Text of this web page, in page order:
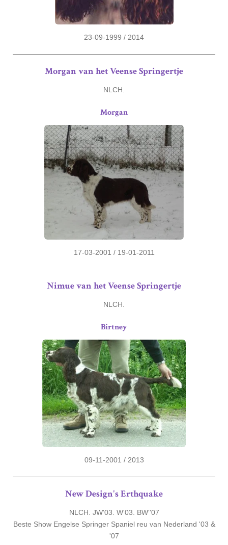
23-09-1999 / 2014
Morgan van het Veense Springertje
NLCH.
Morgan
17-03-2001 / 19-01-2011
Nimue van het Veense Springertje
NLCH.
Birtney
09-11-2001 / 2013
New Design's Erthquake
NLCH. JW'03. W'03. BW''07
Beste Show Engelse Springer Spaniel reu van Nederland '03 &
'07